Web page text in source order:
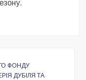
ФОНДУ
ДУБІЛЯ ТА